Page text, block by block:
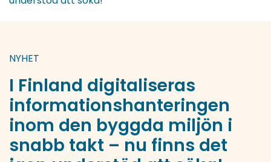
tjänst)
NYHET
I Finland digitaliseras
informationshanteringen
inom den byggda miljön i
snabb takt – nu finns det